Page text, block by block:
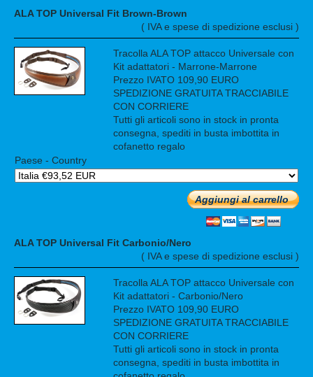
ALA TOP Universal Fit Brown-Brown
( IVA e spese di spedizione esclusi )
Tracolla ALA TOP attacco Universale con
Kit adattatori - Marrone-Marrone
Prezzo IVATO 109,90 EURO
SPEDIZIONE GRATUITA TRACCIABILE
CON CORRIERE
Tutti gli articoli sono in stock in pronta
consegna, spediti in busta imbottita in
cofanetto regalo
Paese - Country
Aggiungi al carrello
ALA TOP Universal Fit Carbonio/Nero
( IVA e spese di spedizione esclusi )
Tracolla ALA TOP attacco Universale con
Kit adattatori - Carbonio/Nero
Prezzo IVATO 109,90 EURO
SPEDIZIONE GRATUITA TRACCIABILE
CON CORRIERE
Tutti gli articoli sono in stock in pronta
consegna, spediti in busta imbottita in